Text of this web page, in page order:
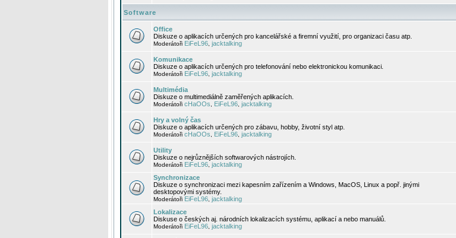
Software
Office
Diskuze o aplikacích určených pro kancelářské a firemní využití, pro organizaci času atp.
Moderátoři EiFeL96 jacktalking
Komunikace
Diskuze o aplikacích určených pro telefonování nebo elektronickou komunikaci.
Moderátoři EiFeL96 jacktalking
Multimédia
Diskuze o multimediálně zaměřených aplikacích.
Moderátoři cHaOOs EiFeL96 jacktalking
Hry a volný čas
Diskuze o aplikacích určených pro zábavu, hobby, životní styl atp.
Moderátoři cHaOOs EiFeL96 jacktalking
Utility
Diskuze o nejrůznějších softwarových nástrojích.
Moderátoři EiFeL96 jacktalking
Synchronizace
Diskuze o synchronizaci mezi kapesním zařízením a Windows, MacOS, Linux a popř. jinými
desktopovými systémy.
Moderátoři EiFeL96 jacktalking
Lokalizace
Diskuse o českých aj. národních lokalizacích systému, aplikací a nebo manuálů.
Moderátoři EiFeL96 jacktalking